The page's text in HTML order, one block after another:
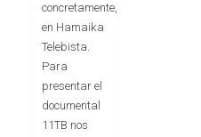
concretamente,
en Hamaika
Telebista.
Para
presentar el
documental
11TB nos